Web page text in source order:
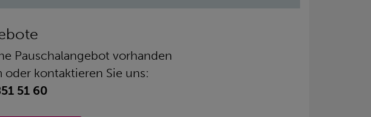
Pauschalangebot vorhanden
kontaktieren Sie uns:
51 60